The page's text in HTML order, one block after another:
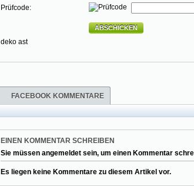
Prüfcode:
ABSCHICKEN
deko ast
FACEBOOK KOMMENTARE
EINEN KOMMENTAR SCHREIBEN
Sie müssen angemeldet sein, um einen Kommentar
Es liegen keine Kommentare zu diesem Artikel vor.